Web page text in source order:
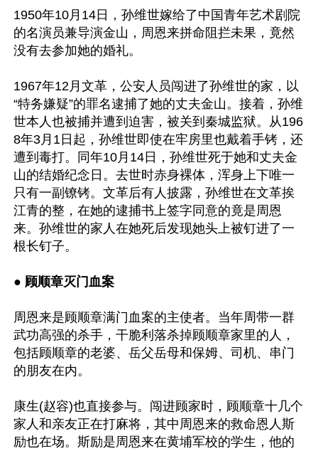
1950年10月14日，孙维世嫁给了中国青年艺术剧院
的名演员兼导演金山，周恩来拼命阻拦未果，竟然
没有去参加她的婚礼。
1967年12月文革，公安人员闯进了孙维世的家，以
“特务嫌疑”的罪名逮捕了她的丈夫金山。接着，孙维
世本人也被捕并遭到迫害，被关到秦城监狱。从196
8年3月1日起，孙维世即使在牢房里也戴着手铐，还
遭到毒打。同年10月14日，孙维世死于她和丈夫金
山的结婚纪念日。去世时赤身裸体，浑身上下唯一
只有一副镣铐。文革后有人披露，孙维世在文革挨
江青的整，在她的逮捕书上签字同意的竟是周恩
来。孙维世的家人在她死后发现她头上被钉进了一
根长钉子。
● 顾顺章灭门血案
周恩来是顾顺章满门血案的主使者。当年周带一群
武功高强的杀手，干脆利落杀掉顾顺章家里的人，
包括顾顺章的老婆、岳父岳母和保姆、司机、串门
的朋友在内。
康生(赵容)也直接参与。闯进顾家时，顾顺章十几个
家人和亲友正在打麻将，其中周恩来的救命恩人斯
励也在场。斯励是周恩来在黄埔军校的学生，他的